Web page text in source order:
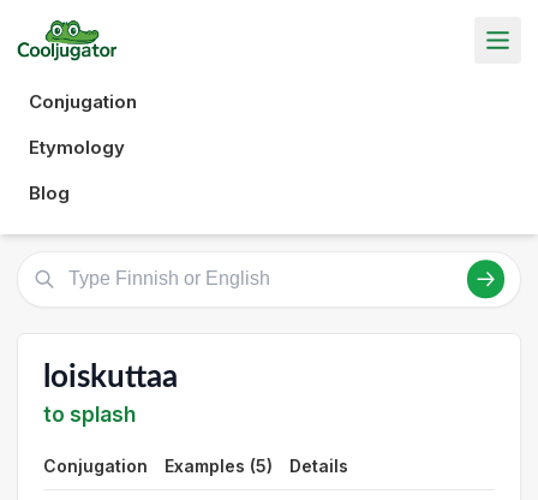
Conjugation
Etymology
Blog
loiskuttaa
to splash
Conjugation Examples (5) Details